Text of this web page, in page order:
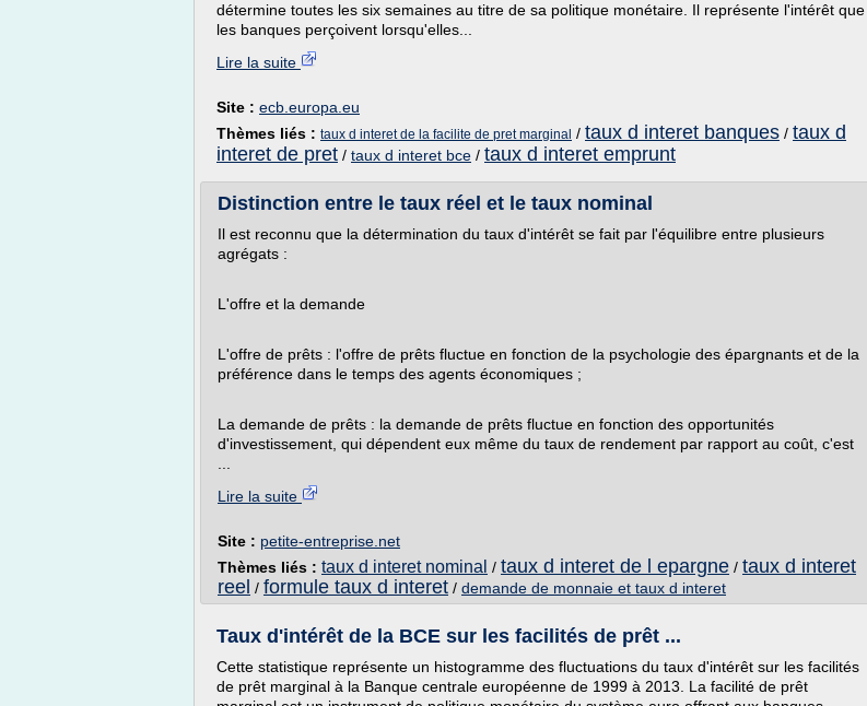
détermine toutes les six semaines au titre de sa politique monétaire. Il représente l'intérêt que
les banques perçoivent lorsqu'elles...
Lire la suite
Site : ecb.europa.eu
Thèmes liés : taux d interet de la facilite de pret marginal / taux d interet banques / taux d
interet de pret / taux d interet bce / taux d interet emprunt
Distinction entre le taux réel et le taux nominal
Il est reconnu que la détermination du taux d'intérêt se fait par l'équilibre entre plusieurs
agrégats :
L'offre et la demande
L'offre de prêts : l'offre de prêts fluctue en fonction de la psychologie des épargnants et de la
préférence dans le temps des agents économiques ;
La demande de prêts : la demande de prêts fluctue en fonction des opportunités
d'investissement, qui dépendent eux même du taux de rendement par rapport au coût, c'est
Lire la suite
Site : petite-entreprise.net
Thèmes liés : taux d interet nominal / taux d interet de l epargne / taux d interet
reel / formule taux d interet / demande de monnaie et taux d interet
Taux d'intérêt de la BCE sur les facilités de prêt ...
Cette statistique représente un histogramme des fluctuations du taux d'intérêt sur les facilités
de prêt marginal à la Banque centrale européenne de 1999 à 2013. La facilité de prêt